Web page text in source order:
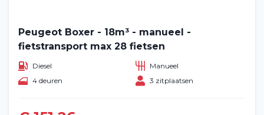
Lange termijn
Over ons
Blog
Peugeot Boxer - 18m³ - manueel -
fietstransport max 28 fietsen
Diesel
Manueel
4 deuren
3 zitplaatsen